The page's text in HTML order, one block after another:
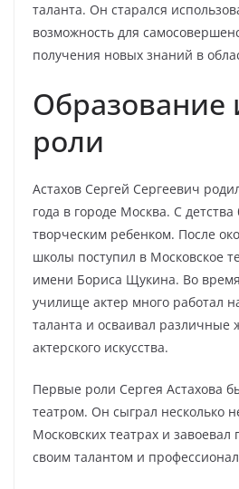
таланта. Он старался
возможность для
получения новых знаний в
Образование
роли
Астахов Сергей Сергеевич
года в городе Москва. С
творческим ребенком. После
школы поступил в Московское
имени Бориса Щукина. Во
училище актер много работал
таланта и осваивал различные
актерского искусства.
Первые роли Сергея Астахова
театром. Он сыграл несколько
Московских театрах и
своим талантом и